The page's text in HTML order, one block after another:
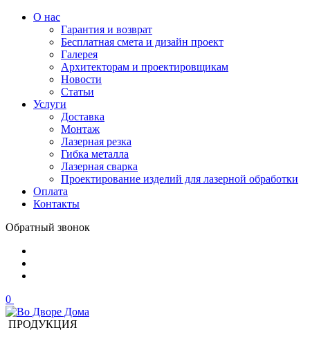
О нас
Гарантия и возврат
Бесплатная смета и дизайн проект
Галерея
Архитекторам и проектировщикам
Новости
Статьи
Услуги
Доставка
Монтаж
Лазерная резка
Гибка металла
Лазерная сварка
Проектирование изделий для лазерной обработки
Оплата
Контакты
Обратный звонок
0
ПРОДУКЦИЯ